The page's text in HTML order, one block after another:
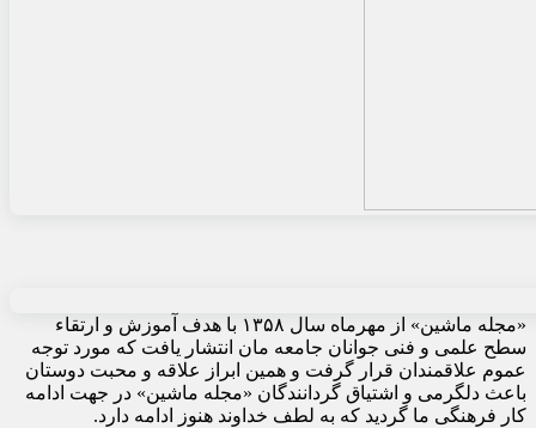
«مجله ماشین» از مهرماه سال ۱۳۵۸ با هدف آموزش و ارتقاء
سطح علمی و فنی جوانان جامعه مان انتشار یافت که مورد توجه
عموم علاقمندان قرار گرفت و همین ابراز علاقه و محبت دوستان
باعث دلگرمی و اشتیاق گردانندگان «مجله ماشین» در جهت ادامه
کار فرهنگی ما گردید که به لطف خداوند هنوز ادامه دارد.